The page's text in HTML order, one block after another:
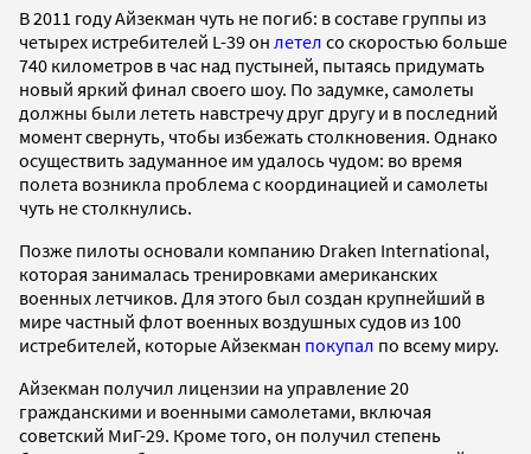
В 2011 году Айзекман чуть не погиб: в составе группы из
четырех истребителей L-39 он летел со скоростью больше
740 километров в час над пустыней, пытаясь придумать
новый яркий финал своего шоу. По задумке, самолеты
должны были лететь навстречу друг другу и в последний
момент свернуть, чтобы избежать столкновения. Однако
осуществить задуманное им удалось чудом: во время
полета возникла проблема с координацией и самолеты
чуть не столкнулись.
Позже пилоты основали компанию Draken International,
которая занималась тренировками американских
военных летчиков. Для этого был создан крупнейший в
мире частный флот военных воздушных судов из 100
истребителей, которые Айзекман покупал по всему миру.
Айзекман получил лицензии на управление 20
гражданскими и военными самолетами, включая
советский МиГ-29. Кроме того, он получил степень